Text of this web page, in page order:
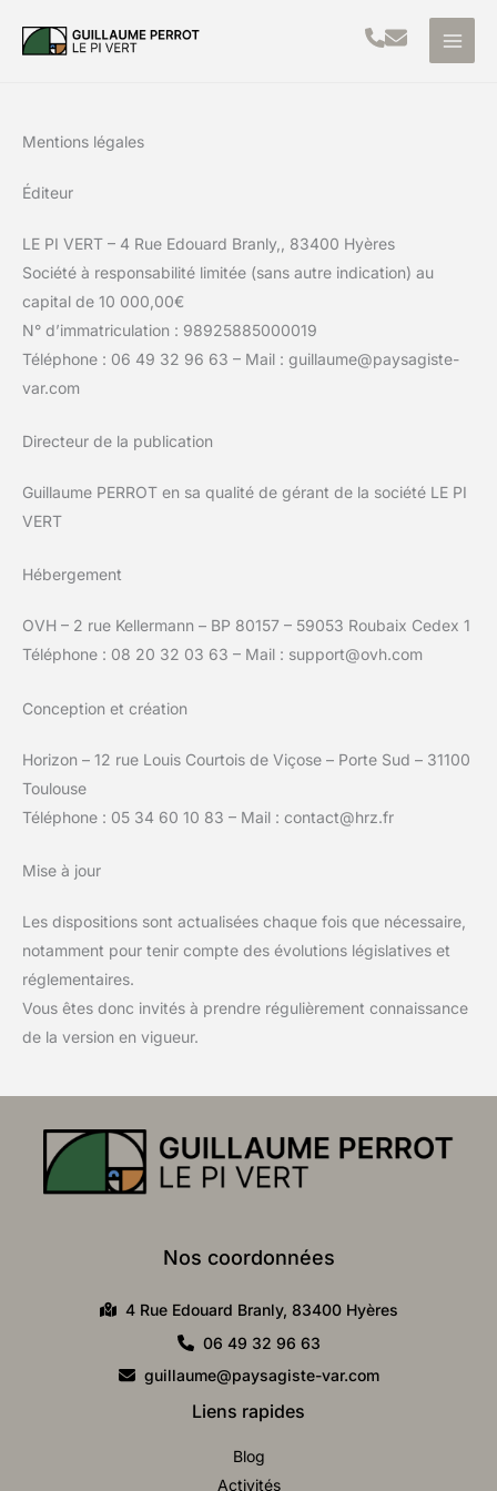
Mentions légales
Éditeur
LE PI VERT – 4 Rue Edouard Branly,, 83400 Hyères
Société à responsabilité limitée (sans autre indication) au
capital de 10 000,00€
N° d’immatriculation : 98925885000019
Téléphone : 06 49 32 96 63 – Mail : guillaume@paysagiste-
var.com
Directeur de la publication
Guillaume PERROT en sa qualité de gérant de la société LE PI
VERT
Hébergement
OVH – 2 rue Kellermann – BP 80157 – 59053 Roubaix Cedex 1
Téléphone : 08 20 32 03 63 – Mail : support@ovh.com
Conception et création
Horizon – 12 rue Louis Courtois de Viçose – Porte Sud – 31100
Toulouse
Téléphone : 05 34 60 10 83 – Mail : contact@hrz.fr
Mise à jour
Les dispositions sont actualisées chaque fois que nécessaire,
notamment pour tenir compte des évolutions législatives et
réglementaires.
Vous êtes donc invités à prendre régulièrement connaissance
de la version en vigueur.
Nos coordonnées
4 Rue Edouard Branly, 83400 Hyères
06 49 32 96 63
guillaume@paysagiste-var.com
Liens rapides
Blog
Activités